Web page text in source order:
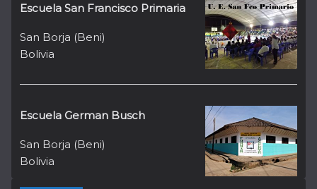
Escuela San Francisco Primaria
San Borja (Beni)
Bolivia
Escuela German Busch
San Borja (Beni)
Bolivia